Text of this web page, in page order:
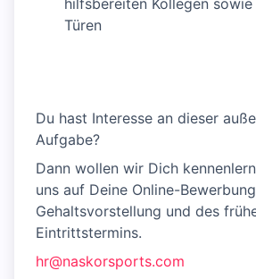
hilfsbereiten Kollegen
Türen
Du hast Interesse an dieser
Aufgabe?
Dann wollen wir Dich
uns auf Deine Online-
Gehaltsvorstellung und des
Eintrittstermins.
hr@naskorsports.com